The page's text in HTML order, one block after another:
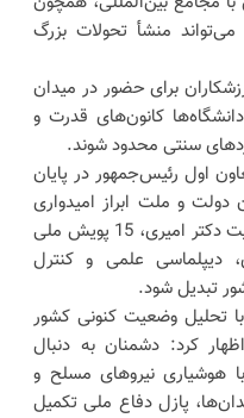
منشأ تحولات بزرگ
برای حضور در میدان
کانون‌های قدرت و
سنتی محدود شوند.
اول رئیس‌جمهور در پایان
دولت و ملت ابراز امیدواری
کرد: با پیشتازی استان فارس و مدیریت دکتر امیری، 15 پویش ملی
دیپلماسی علمی و کنترل
تبدیل شود.
تحلیل وضعیت کنونی کشور
کرد: دشمنان به دنبال
با هوشیاری نیرو‌های مسلح و
پازل دفاع ملی تکمیل